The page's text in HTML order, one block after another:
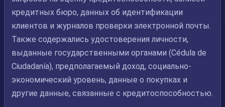
кредитных бюро, данных об идентификации
клиентов и журналов проверки электронной почты.
Также содержались удостоверения личности,
выданные государственными органами (Cédula de
Ciudadanía), предполагаемый доход, социально-
экономический уровень, данные о покупках и
другие данные, связанные с кредитоспособностью.